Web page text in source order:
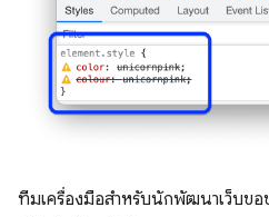
ทีมเครื่องมือสำหรับนักพัฒนาเว็บข